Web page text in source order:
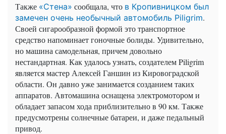
Также «Стена» сообщала, что в Кропивницком был
замечен очень необычный автомобиль Piligrim.
Своей сигарообразной формой это транспортное
средство напоминает гоночные болиды. Удивительно,
но машина самодельная, причем довольно
нестандартная. Как удалось узнать, создателем Piligrim
является мастер Алексей Ганшин из Кировоградской
области. Он давно уже занимается созданием таких
аппаратов. Автомашина оснащена электромотором и
обладает запасом хода приблизительно в 90 км. Также
предусмотрены солнечные батареи, и даже педальный
привод.